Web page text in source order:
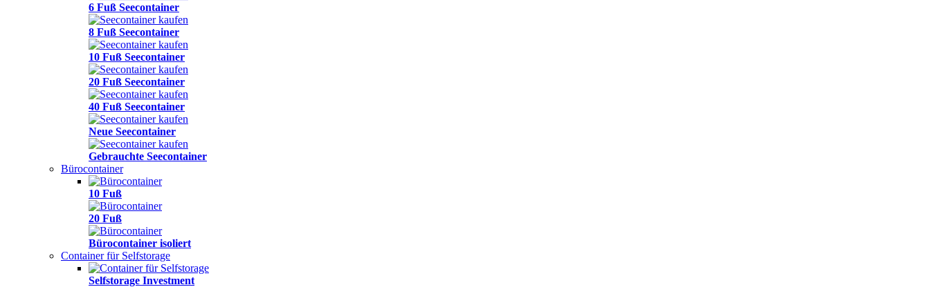
6 Fuß Seecontainer
8 Fuß Seecontainer
10 Fuß Seecontainer
20 Fuß Seecontainer
40 Fuß Seecontainer
Neue Seecontainer
Gebrauchte Seecontainer
Bürocontainer
10 Fuß
20 Fuß
Bürocontainer isoliert
Container für Selfstorage
Selfstorage Investment